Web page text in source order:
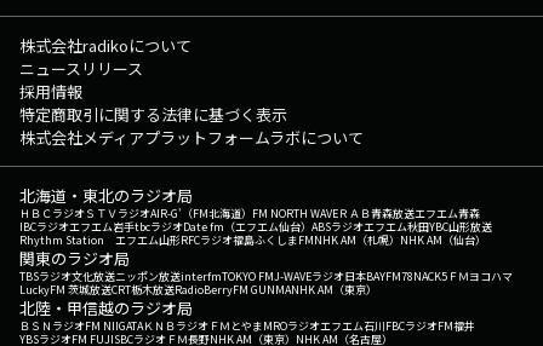
株式会社radikoについて
ニュースリリース
採用情報
特定商取引に関する法律に基づく表示
株式会社メディアプラットフォームラボについて
北海道・東北のラジオ局
ＨＢＣラジオＳＴＶラジオAIR-G'（FM北海道） FM NORTH WAVEＲＡＢ青森放送エフエム青森
IBCラジオエフエム岩手tbcラジオDate fm（エフエム仙台） ABSラジオエフエム秋田YBC山形放送
Rhythm Station エフエム山形RFCラジオ福島ふくしまFMNHK AM（札幌） NHK AM（仙台）
関東のラジオ局
TBSラジオ文化放送ニッポン放送interfmTOKYO FMJ-WAVEラジオ日本BAYFM78NACK5 ＦＭヨコハマ
LuckyFM 茨城放送CRT栃木放送RadioBerryFM GUNMANHK AM（東京）
北陸・甲信越のラジオ局
ＢＳＮラジオFM NIIGATAＫＮＢラジオ ＦＭとやまMROラジオエフエム石川FBCラジオFM福井
YBSラジオFM FUJISBCラジオ ＦＭ長野NHK AM（東京） NHK AM（名古屋）